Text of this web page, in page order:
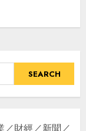
／財經／新聞／